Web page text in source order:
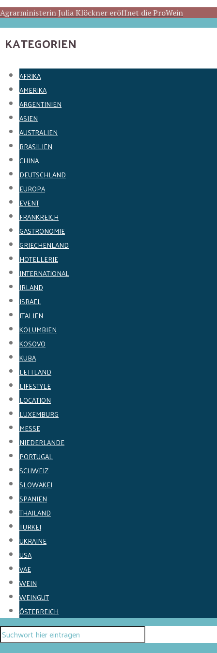
Agrarministerin Julia Klöckner eröffnet die ProWein
KATEGORIEN
AFRIKA
AMERIKA
ARGENTINIEN
ASIEN
AUSTRALIEN
BRASILIEN
CHINA
DEUTSCHLAND
EUROPA
EVENT
FRANKREICH
GASTRONOMIE
GRIECHENLAND
HOTELLERIE
INTERNATIONAL
IRLAND
ISRAEL
ITALIEN
KOLUMBIEN
KOSOVO
KUBA
LETTLAND
LIFESTYLE
LOCATION
LUXEMBURG
MESSE
NIEDERLANDE
PORTUGAL
SCHWEIZ
SLOWAKEI
SPANIEN
THAILAND
TÜRKEI
UKRAINE
USA
VAE
WEIN
WEINGUT
ÖSTERREICH